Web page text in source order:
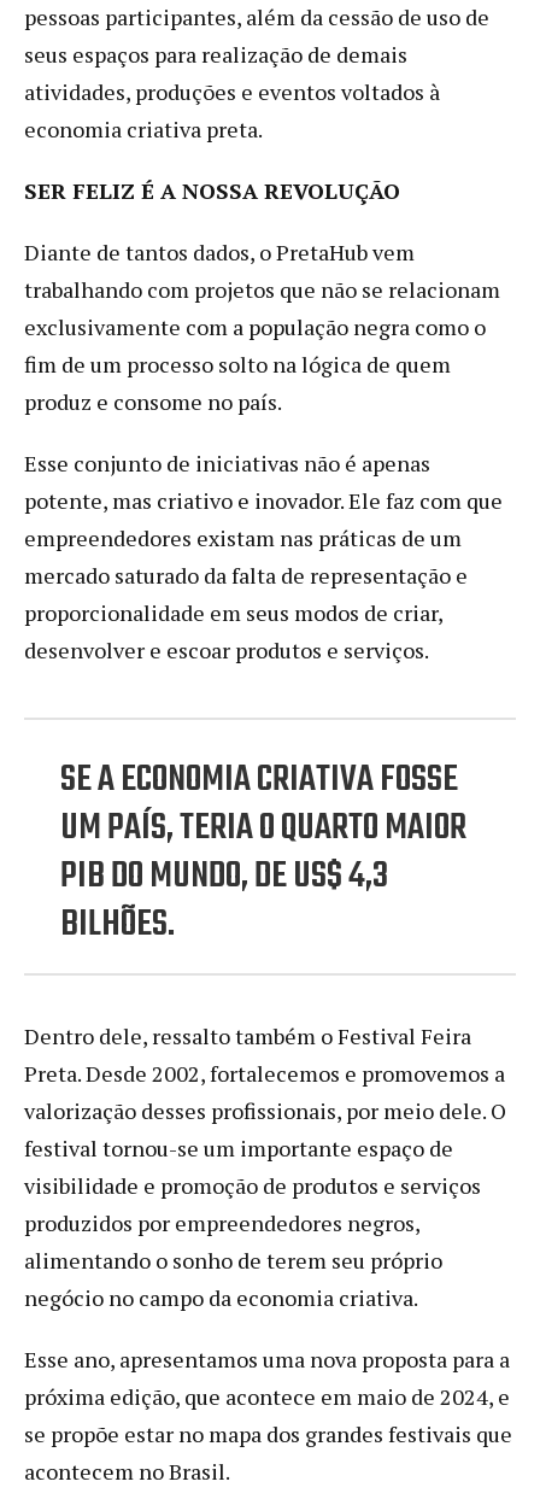
pessoas participantes, além da cessão de uso de
seus espaços para realização de demais
atividades, produções e eventos voltados à
economia criativa preta.
SER FELIZ É A NOSSA REVOLUÇÃO
Diante de tantos dados, o PretaHub vem
trabalhando com projetos que não se relacionam
exclusivamente com a população negra como o
fim de um processo solto na lógica de quem
produz e consome no país.
Esse conjunto de iniciativas não é apenas
potente, mas criativo e inovador. Ele faz com que
empreendedores existam nas práticas de um
mercado saturado da falta de representação e
proporcionalidade em seus modos de criar,
desenvolver e escoar produtos e serviços.
SE A ECONOMIA CRIATIVA FOSSE
UM PAÍS, TERIA O QUARTO MAIOR
PIB DO MUNDO, DE US$ 4,3
BILHÕES.
Dentro dele, ressalto também o Festival Feira
Preta. Desde 2002, fortalecemos e promovemos a
valorização desses profissionais, por meio dele. O
festival tornou-se um importante espaço de
visibilidade e promoção de produtos e serviços
produzidos por empreendedores negros,
alimentando o sonho de terem seu próprio
negócio no campo da economia criativa.
Esse ano, apresentamos uma nova proposta para a
próxima edição, que acontece em maio de 2024, e
se propõe estar no mapa dos grandes festivais que
acontecem no Brasil.